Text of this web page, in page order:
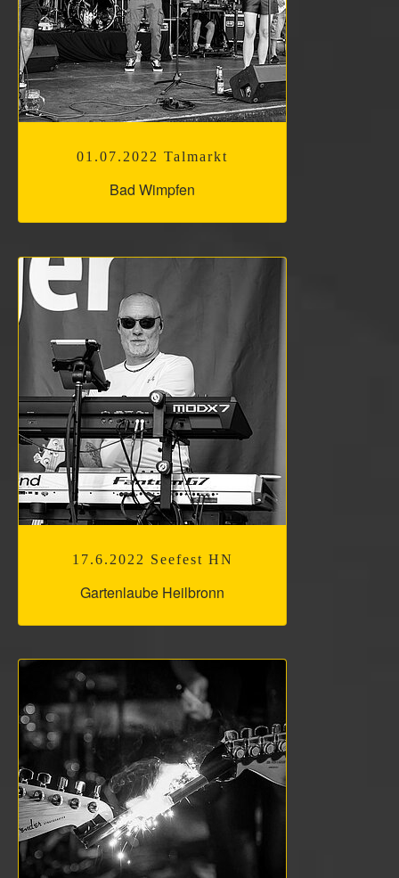
01.07.2022 Talmarkt
Bad Wimpfen
17.6.2022 Seefest HN
Gartenlaube Heilbronn